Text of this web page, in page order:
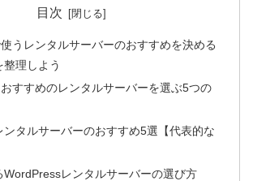
目次
うレンタルサーバーのおすすめを決める
理しよう
すすめのレンタルサーバーを選ぶ5つの
ンタルサーバーのおすすめ5選【代表的な
WordPressレンタルサーバーの選び方